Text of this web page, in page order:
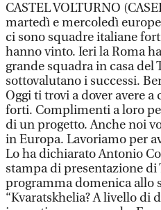
CASTEL VOLTURNO
martedì e mercoledì
ci sono squadre italiane
hanno vinto. Ieri la Roma
grande squadra in casa del
sottovalutano i successi.
Oggi ti trovi a dover avere a
forti. Complimenti a loro
di un progetto. Anche noi
in Europa. Lavoriamo per
Lo ha dichiarato Antonio
stampa di presentazione
programma domenica allo
“Kvaratskhelia? A livello di